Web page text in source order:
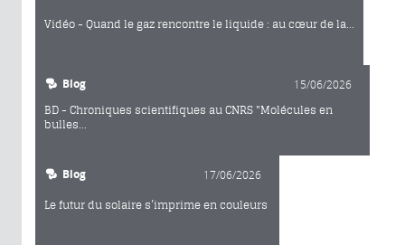
Vidéo - Quand le gaz rencontre le liquide : au cœur de la...
Blog 15/06/2026
BD - Chroniques scientifiques au CNRS "Molécules en
bulles...
Blog 17/06/2026
Le futur du solaire s’imprime en couleurs